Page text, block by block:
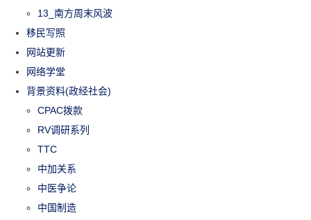
13_南方周末风波
移民写照
网站更新
网络学堂
背景资料(政经社会)
CPAC拨款
RV调研系列
TTC
中加关系
中医争论
中国制造